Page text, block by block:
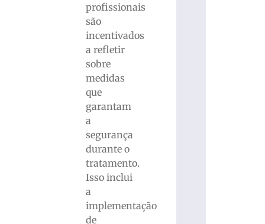
profissionais
são
incentivados
a refletir
sobre
medidas
que
garantam
a
segurança
durante o
tratamento.
Isso inclui
a
implementação
de